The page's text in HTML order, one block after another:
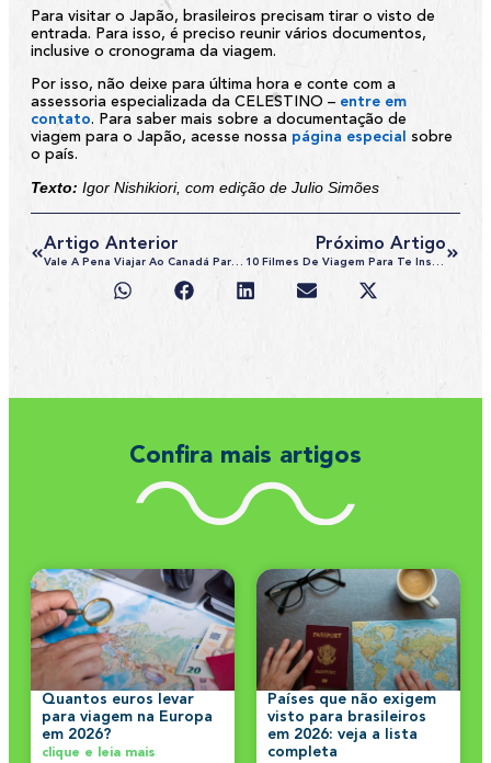
Para visitar o Japão, brasileiros precisam tirar o visto de
entrada. Para isso, é preciso reunir vários documentos,
inclusive o cronograma da viagem.
Por isso, não deixe para última hora e conte com a
assessoria especializada da CELESTINO – entre em
contato. Para saber mais sobre a documentação de
viagem para o Japão, acesse nossa página especial
sobre
o país.
Texto: Igor Nishikiori, com edição de Julio Simões
Artigo Anterior
Vale A Pena Viajar Ao Canadá Para Fazer Compras?
Próximo Artigo
10 Filmes De Viagem Para Te Inspirar A Arrumar As Malas
Confira mais artigos
Quantos euros levar
para viagem na Europa
em 2026?
clique e leia mais
Países que não exigem
visto para brasileiros
em 2026: veja a lista
completa